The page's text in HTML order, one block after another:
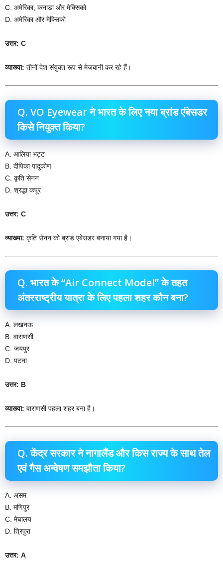
C. अमेरिका, कनाडा और मेक्सिको
D. अमेरिका और मेक्सिको
उत्तर: C
व्याख्या: तीनों देश संयुक्त रूप से मेजबानी कर रहे हैं।
Q. VO Eyewear ने भारत के लिए नया ब्रांड एंबेसडर
किसे नियुक्त किया?
A. आलिया भट्ट
B. दीपिका पादुकोण
C. कृति सेनन
D. श्रद्धा कपूर
उत्तर: C
व्याख्या: कृति सेनन को ब्रांड एंबेसडर बनाया गया है।
Q. भारत के “Air Connect Model” के तहत
अंतरराष्ट्रीय यात्रा के लिए पहला शहर कौन बना?
A. लखनऊ
B. वाराणसी
C. जयपुर
D. पटना
उत्तर: B
व्याख्या: वाराणसी पहला शहर बना है।
Q. केंद्र सरकार ने नागालैंड और किस राज्य के साथ तेल
एवं गैस अन्वेषण समझौता किया?
A. असम
B. मणिपुर
C. मेघालय
D. त्रिपुरा
उत्तर: A